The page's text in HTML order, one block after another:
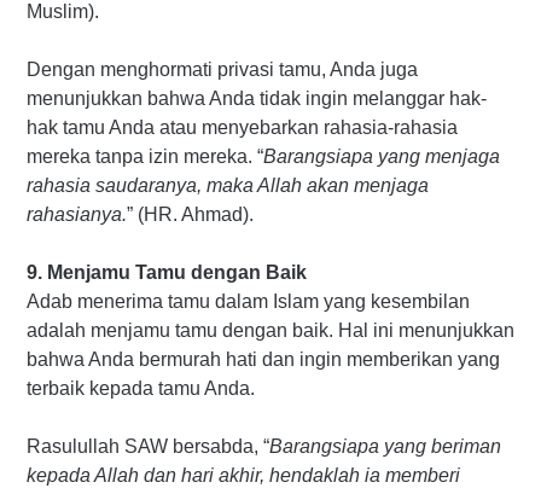
Muslim).
Dengan menghormati privasi tamu, Anda juga
menunjukkan bahwa Anda tidak ingin melanggar hak-
hak tamu Anda atau menyebarkan rahasia-rahasia
mereka tanpa izin mereka. “Barangsiapa yang menjaga
rahasia saudaranya, maka Allah akan menjaga
rahasianya.” (HR. Ahmad).
9. Menjamu Tamu dengan Baik
Adab menerima tamu dalam Islam yang kesembilan
adalah menjamu tamu dengan baik. Hal ini menunjukkan
bahwa Anda bermurah hati dan ingin memberikan yang
terbaik kepada tamu Anda.
Rasulullah SAW bersabda, “Barangsiapa yang beriman
kepada Allah dan hari akhir, hendaklah ia memberi